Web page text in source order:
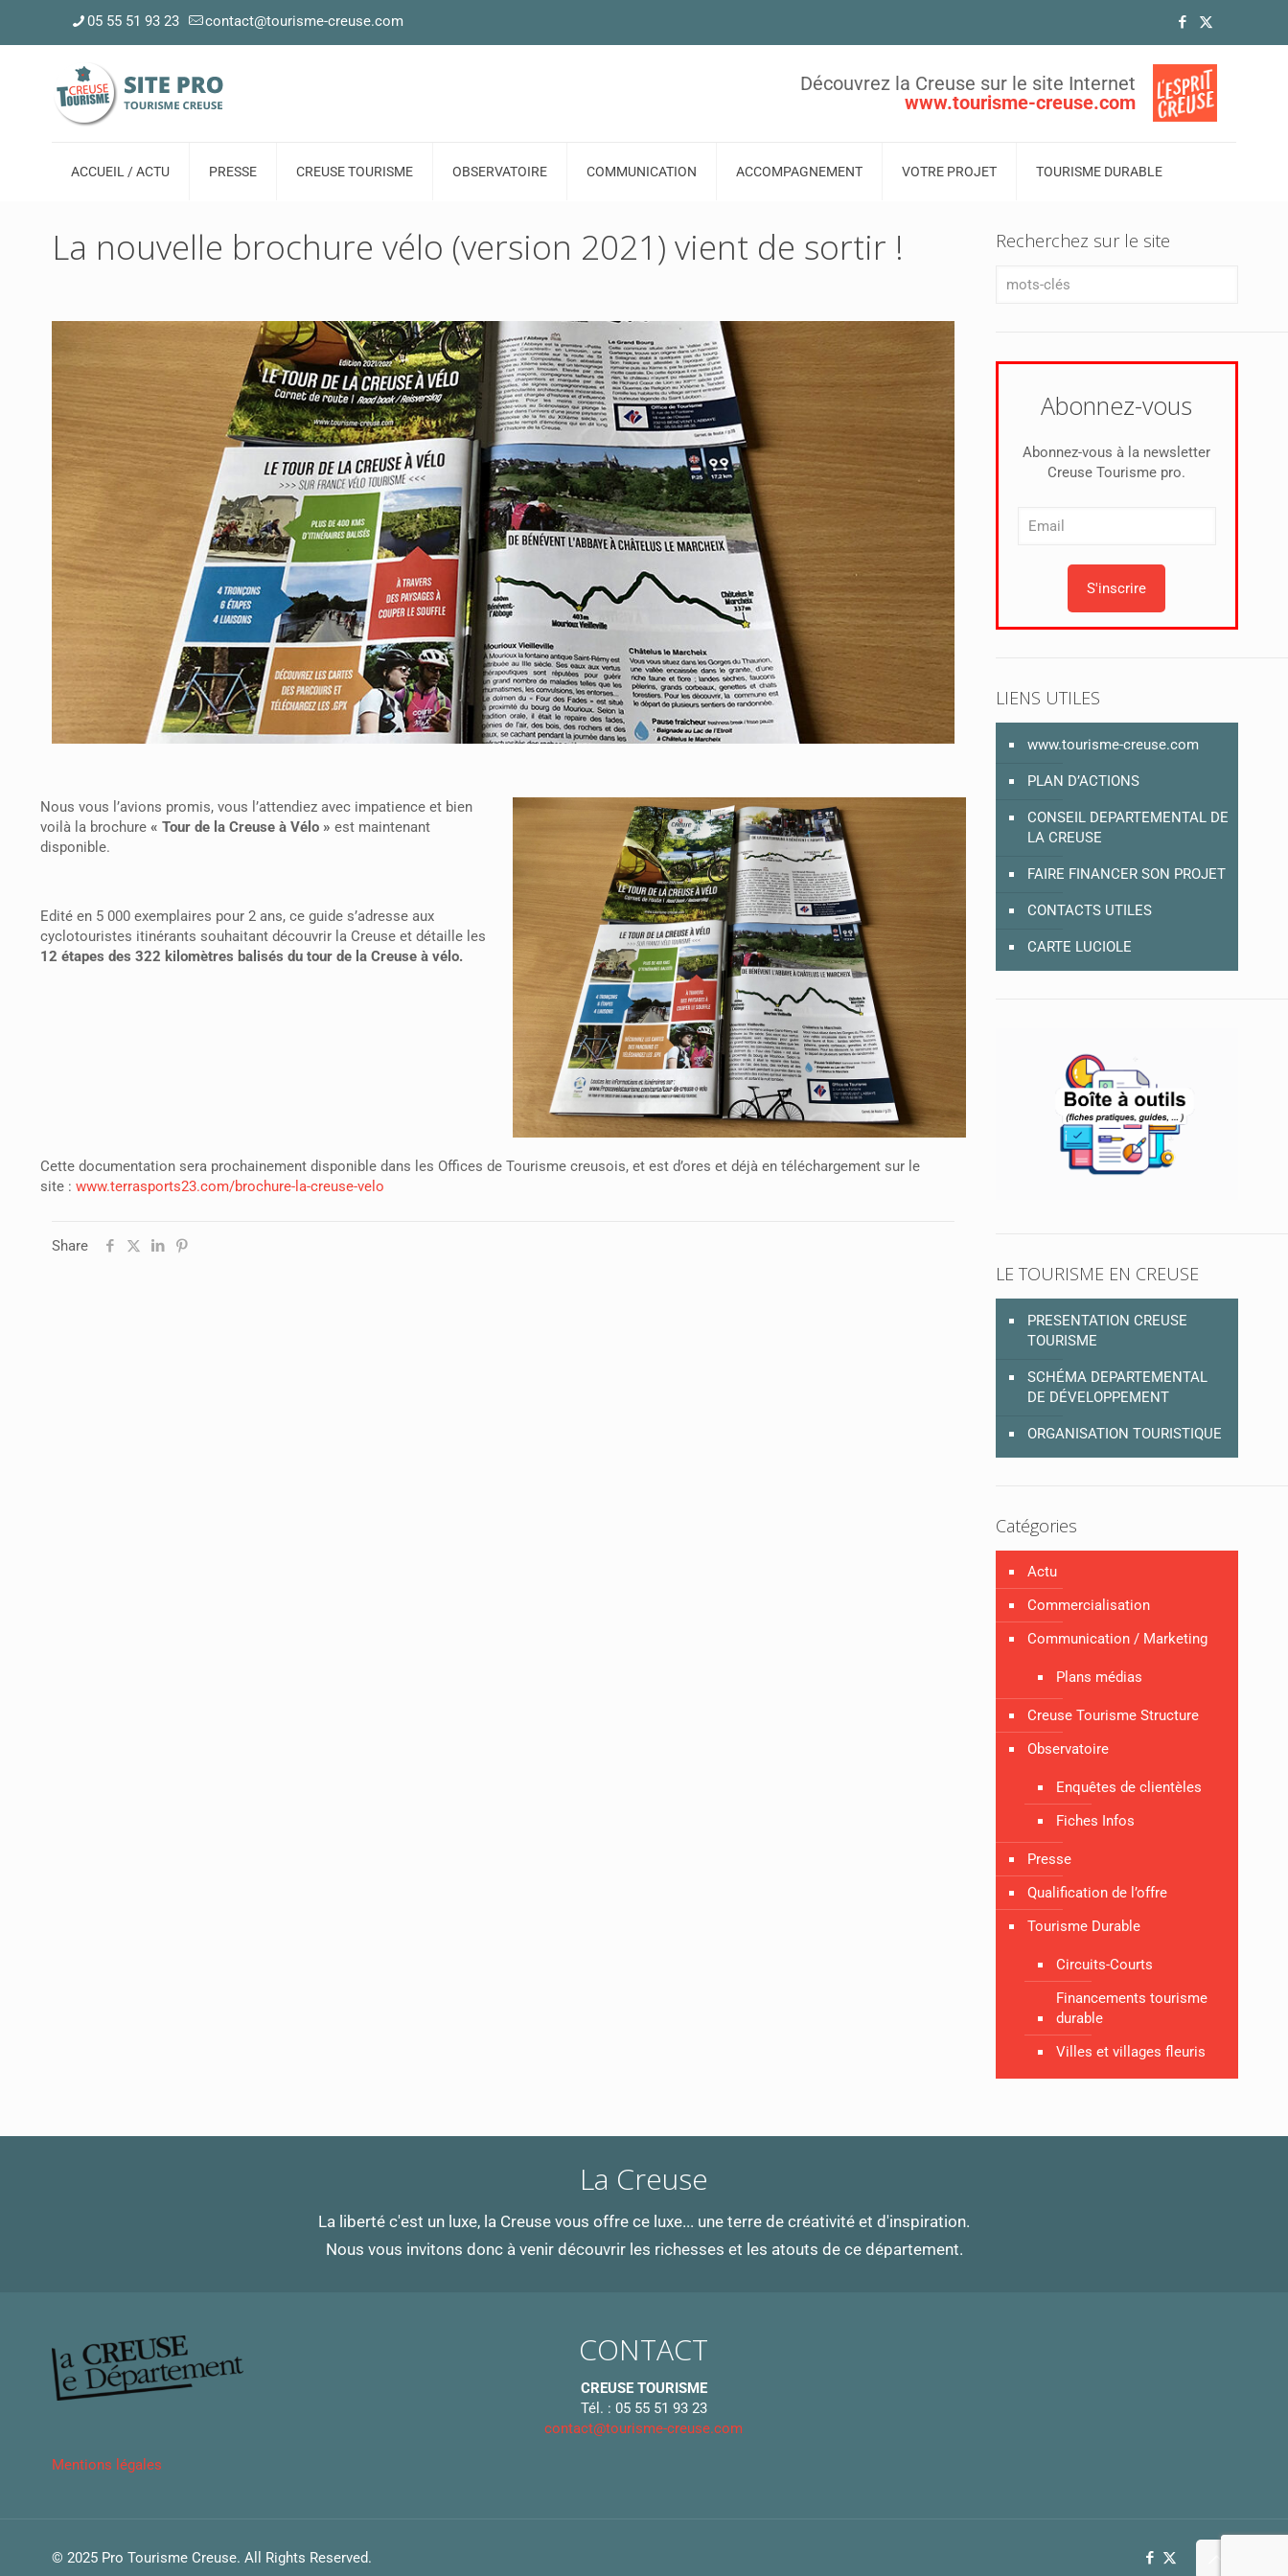
05 55 51 93 23 contact@tourisme-creuse.com
ACCUEIL / ACTU PRESSE CREUSE TOURISME OBSERVATOIRE COMMUNICATION ACCOMPAGNEMENT VOTRE PROJET TOURISME DURABLE
Découvrez la Creuse sur le site Internet
www.tourisme-creuse.com
La nouvelle brochure vélo (version 2021) vient de sortir !
Nous vous l’avions promis, vous l’attendiez avec impatience et bien
voilà la brochure « Tour de la Creuse à Vélo » est maintenant
disponible.
Edité en 5 000 exemplaires pour 2 ans, ce guide s’adresse aux
cyclotouristes itinérants souhaitant découvrir la Creuse et détaille les
12 étapes des 322 kilomètres balisés du tour de la Creuse à vélo.
Cette documentation sera prochainement disponible dans les Offices de Tourisme creusois, et est d’ores et déjà en téléchargement sur le
site : www.terrasports23.com/brochure-la-creuse-velo
Share
Recherchez sur le site
Abonnez-vous
Abonnez-vous à la newsletter
Creuse Tourisme pro.
LIENS UTILES
www.tourisme-creuse.com
PLAN D’ACTIONS
CONSEIL DEPARTEMENTAL DE
LA CREUSE
FAIRE FINANCER SON PROJET
CONTACTS UTILES
CARTE LUCIOLE
LE TOURISME EN CREUSE
PRESENTATION CREUSE
TOURISME
SCHÉMA DEPARTEMENTAL
DE DÉVELOPPEMENT
ORGANISATION TOURISTIQUE
Catégories
Actu
Commercialisation
Communication / Marketing
Plans médias
Creuse Tourisme Structure
Observatoire
Enquêtes de clientèles
Fiches Infos
Presse
Qualification de l’offre
Tourisme Durable
Circuits-Courts
Financements tourisme
durable
Villes et villages fleuris
La Creuse
La liberté c'est un luxe, la Creuse vous offre ce luxe... une terre de créativité et d'inspiration.
Nous vous invitons donc à venir découvrir les richesses et les atouts de ce département.
Mentions légales
CONTACT
CREUSE TOURISME
Tél. : 05 55 51 93 23
contact@tourisme-creuse.com
© 2025 Pro Tourisme Creuse. All Rights Reserved.